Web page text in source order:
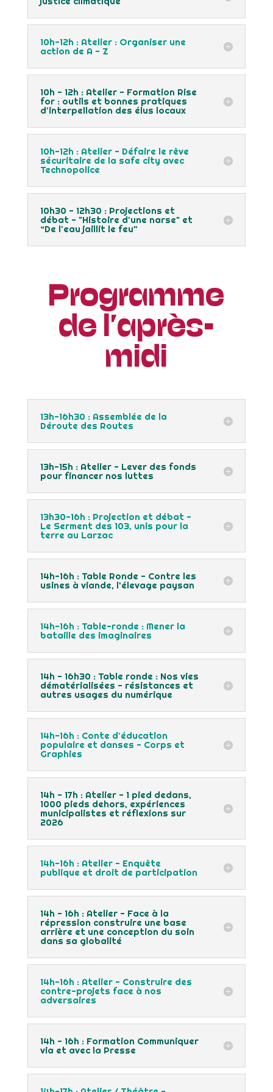
10h-12h : Atelier : Organiser une
action de A - Z
10h - 12h : Atelier - Formation Rise
for : outils et bonnes pratiques
d'interpellation des élus locaux
10h-12h : Atelier - Défaire le rêve
sécuritaire de la safe city avec
Technopolice
10h30 - 12h30 : Projections et
débat - "Histoire d'une narse" et
“De l'eau jaillit le feu”
Programme
de l’après-
midi
13h-16h30 : Assemblée de la
Déroute des Routes
13h-15h : Atelier - Lever des fonds
pour financer nos luttes
13h30-16h : Projection et débat -
Le Serment des 103, unis pour la
terre au Larzac
14h-16h : Table Ronde - Contre les
usines à viande, l’élevage paysan
14h-16h : Table-ronde : Mener la
bataille des imaginaires
14h - 16h30 : Table ronde : Nos vies
dématérialisées - résistances et
autres usages du numérique
14h-16h : Conte d'éducation
populaire et danses - Corps et
Graphies
14h - 17h : Atelier - 1 pied dedans,
1000 pieds dehors, expériences
municipalistes et réflexions sur
2026
14h-16h : Atelier - Enquête
publique et droit de participation
14h - 16h : Atelier - Face à la
répression construire une base
arrière et une conception du soin
dans sa globalité
14h-16h : Atelier - Construire des
contre-projets face à nos
adversaires
14h - 16h : Formation Communiquer
via et avec la Presse